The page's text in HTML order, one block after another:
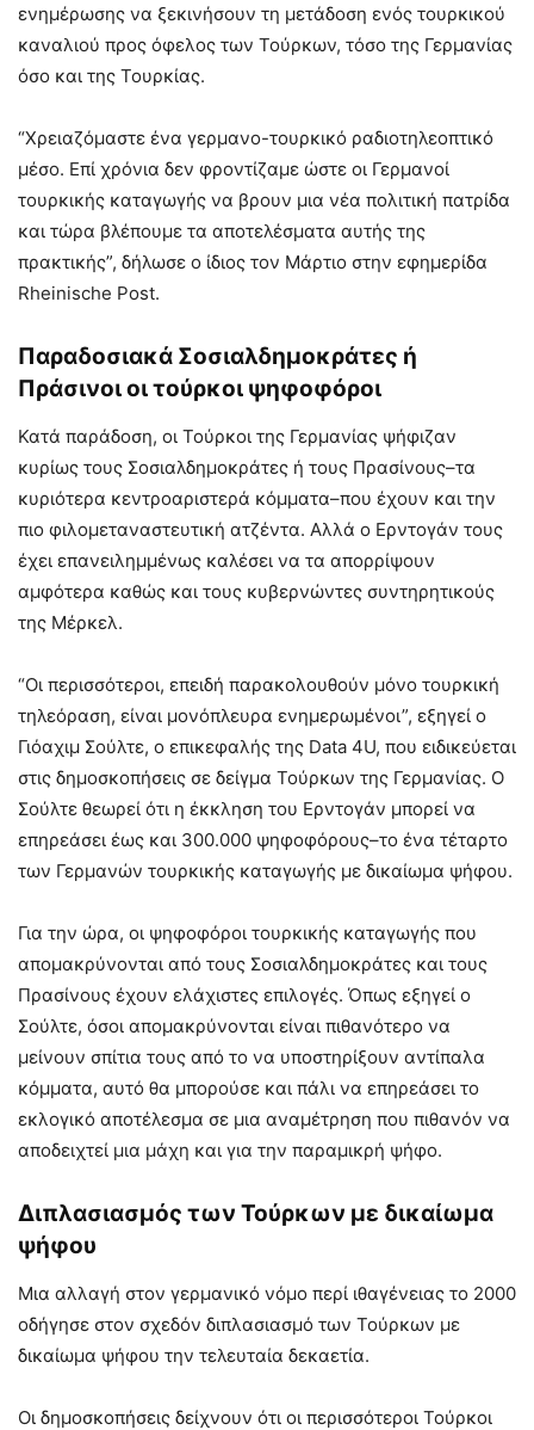
ενημέρωσης να ξεκινήσουν τη μετάδοση ενός τουρκικού
καναλιού προς όφελος των Τούρκων, τόσο της Γερμανίας
όσο και της Τουρκίας.
“Χρειαζόμαστε ένα γερμανο-τουρκικό ραδιοτηλεοπτικό
μέσο. Επί χρόνια δεν φροντίζαμε ώστε οι Γερμανοί
τουρκικής καταγωγής να βρουν μια νέα πολιτική πατρίδα
και τώρα βλέπουμε τα αποτελέσματα αυτής της
πρακτικής”, δήλωσε ο ίδιος τον Μάρτιο στην εφημερίδα
Rheinische Post.
Παραδοσιακά Σοσιαλδημοκράτες ή
Πράσινοι οι τούρκοι ψηφοφόροι
Κατά παράδοση, οι Τούρκοι της Γερμανίας ψήφιζαν
κυρίως τους Σοσιαλδημοκράτες ή τους Πρασίνους–τα
κυριότερα κεντροαριστερά κόμματα–που έχουν και την
πιο φιλομεταναστευτική ατζέντα. Αλλά ο Ερντογάν τους
έχει επανειλημμένως καλέσει να τα απορρίψουν
αμφότερα καθώς και τους κυβερνώντες συντηρητικούς
της Μέρκελ.
“Οι περισσότεροι, επειδή παρακολουθούν μόνο τουρκική
τηλεόραση, είναι μονόπλευρα ενημερωμένοι”, εξηγεί ο
Γιόαχιμ Σούλτε, ο επικεφαλής της Data 4U, που ειδικεύεται
στις δημοσκοπήσεις σε δείγμα Τούρκων της Γερμανίας. Ο
Σούλτε θεωρεί ότι η έκκληση του Ερντογάν μπορεί να
επηρεάσει έως και 300.000 ψηφοφόρους–το ένα τέταρτο
των Γερμανών τουρκικής καταγωγής με δικαίωμα ψήφου.
Για την ώρα, οι ψηφοφόροι τουρκικής καταγωγής που
απομακρύνονται από τους Σοσιαλδημοκράτες και τους
Πρασίνους έχουν ελάχιστες επιλογές. Όπως εξηγεί ο
Σούλτε, όσοι απομακρύνονται είναι πιθανότερο να
μείνουν σπίτια τους από το να υποστηρίξουν αντίπαλα
κόμματα, αυτό θα μπορούσε και πάλι να επηρεάσει το
εκλογικό αποτέλεσμα σε μια αναμέτρηση που πιθανόν να
αποδειχτεί μια μάχη και για την παραμικρή ψήφο.
Διπλασιασμός των Τούρκων με δικαίωμα
ψήφου
Μια αλλαγή στον γερμανικό νόμο περί ιθαγένειας το 2000
οδήγησε στον σχεδόν διπλασιασμό των Τούρκων με
δικαίωμα ψήφου την τελευταία δεκαετία.
Οι δημοσκοπήσεις δείχνουν ότι οι περισσότεροι Τούρκοι